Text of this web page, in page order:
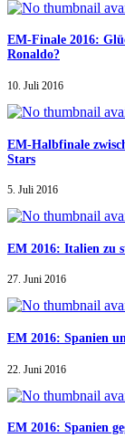
EM-Finale 2016:
Ronaldo?
10. Juli 2016
EM-Halbfinale
Stars
5. Juli 2016
EM 2016: Italien zu
27. Juni 2016
EM 2016: Spanien
22. Juni 2016
EM 2016: Spanien